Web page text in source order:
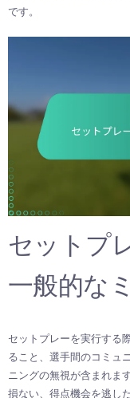
です。
セットプ
一般的な
セットプレーを実行する
ること、選手間のコミュ
ニングの無視が含まれま
損ない、得点機会を逃し